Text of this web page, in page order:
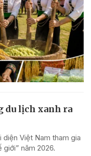
du lịch xanh ra
Việt Nam tham gia
năm 2026.